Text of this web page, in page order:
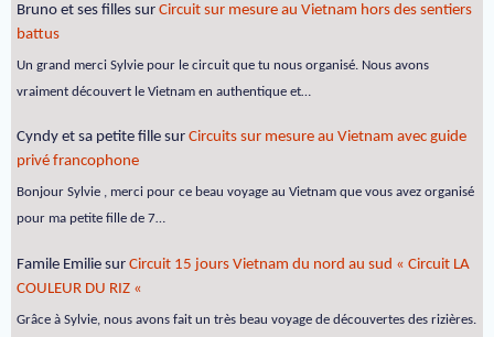
Bruno et ses filles sur Circuit sur mesure au Vietnam hors des sentiers
battus
Un grand merci Sylvie pour le circuit que tu nous organisé. Nous avons
vraiment découvert le Vietnam en authentique et…
Cyndy et sa petite fille sur Circuits sur mesure au Vietnam avec guide
privé francophone
Bonjour Sylvie , merci pour ce beau voyage au Vietnam que vous avez organisé
pour ma petite fille de 7…
Famile Emilie sur Circuit 15 jours Vietnam du nord au sud « Circuit LA
COULEUR DU RIZ «
Grâce à Sylvie, nous avons fait un très beau voyage de découvertes des rizières.